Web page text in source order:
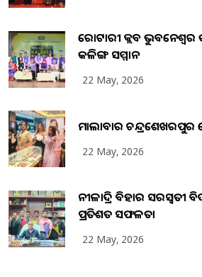
ରୋଟାରୀ କ୍ଲବ ଭୁବନେଶ୍ୱର
କଳିଙ୍ଗ ସମ୍ମାନ
22 May, 2026
ମାଲାବାର ଚନ୍ଦ୍ରଶେଖରପୁର
22 May, 2026
ନୀଳାଦ୍ରି ବିହାର ସରସ୍ୱତୀ
ପ୍ରତିଶତ ସଫଳତା
22 May, 2026